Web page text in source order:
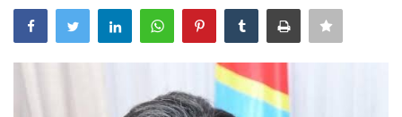
Terms & Conditions
Nos Publications